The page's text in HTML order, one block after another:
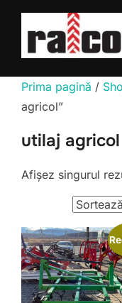
conținut
Prima pagină /
agricol”
utilaj agricol
Afișez singurul